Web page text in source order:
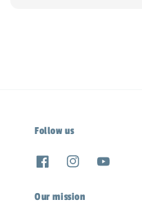
Follow us
Our mission